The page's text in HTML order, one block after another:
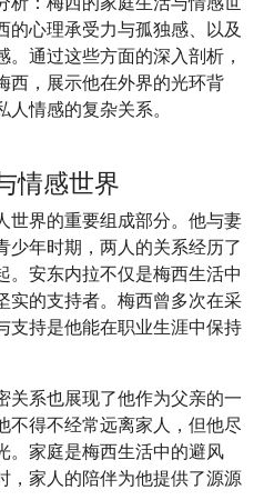
的心理承受力与孤独感、以及
通过这些方面的深入剖析，
西，展示他在外界的光环背
情感的复杂关系。
情感世界
世界的重要组成部分。他与妻
少年时期，两人的关系经历了
。安东内拉不仅是梅西生活中
实的支持者。梅西曾多次在采
支持是他能在职业生涯中保持
关系也展现了他作为父亲的一
不得不经常远离家人，但他尽
。家庭是梅西生活中的避风
，家人的陪伴为他提供了源源